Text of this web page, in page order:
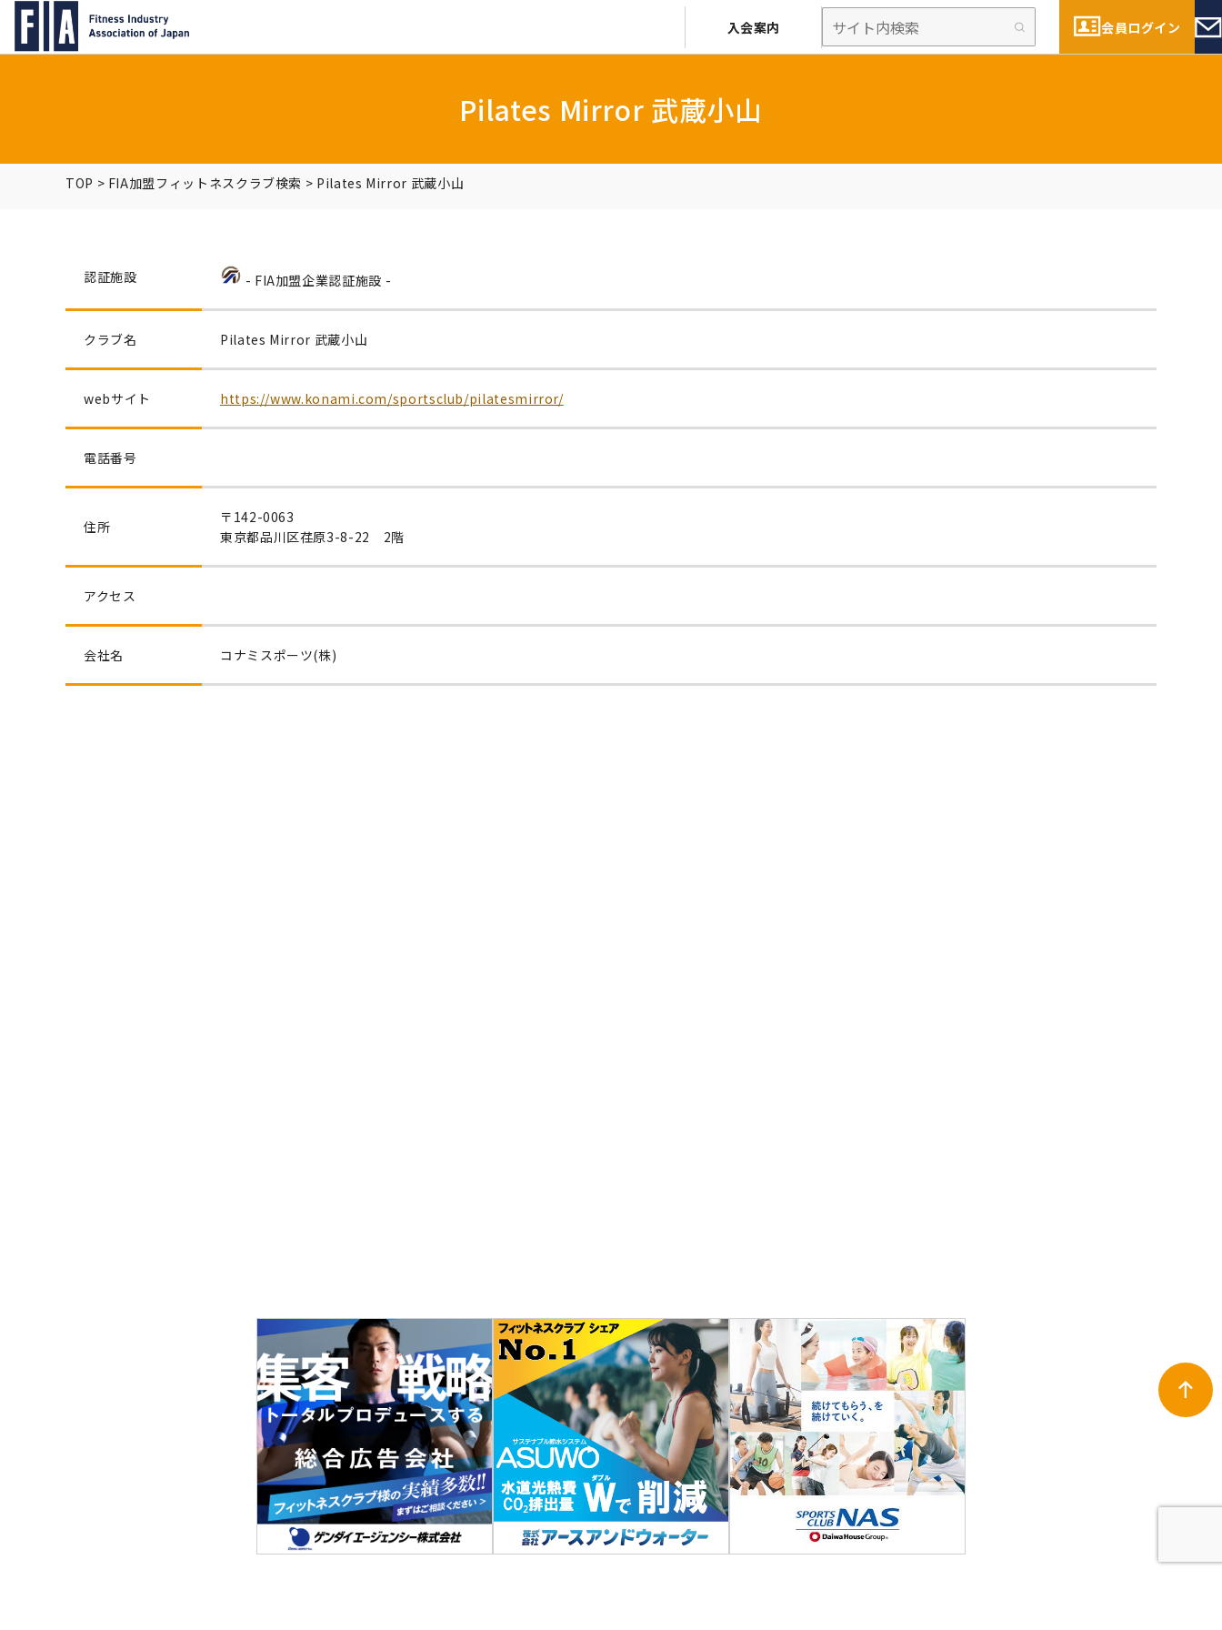
入会案内 会員ログイン
Pilates Mirror 武蔵小山
TOP > FIA加盟フィットネスクラブ検索 > Pilates Mirror 武蔵小山
認証施設 - FIA加盟企業認証施設 -
クラブ名 Pilates Mirror 武蔵小山
webサイト https://www.konami.com/sportsclub/pilatesmirror/
電話番号
住所
〒142-0063
東京都品川区荏原3-8-22 2階
アクセス
会社名 コナミスポーツ(株)